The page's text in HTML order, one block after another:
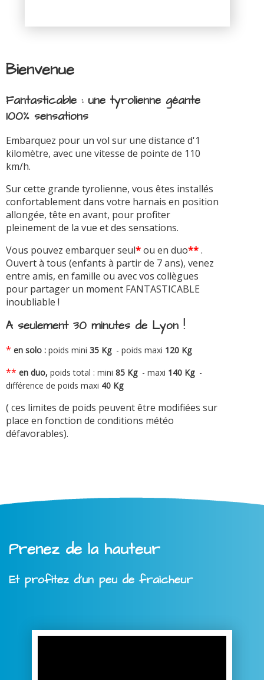
Bienvenue
Fantasticable : une tyrolienne géante
100% sensations
Embarquez pour un vol sur une distance d'1
kilomètre, avec une vitesse de pointe de 110
km/h.
Sur cette grande tyrolienne, vous êtes installés
confortablement dans votre harnais en position
allongée, tête en avant, pour profiter
pleinement de la vue et des sensations.
Vous pouvez embarquer seul*ou en duo**.
Ouvert à tous (enfants à partir de 7 ans), venez
entre amis, en famille ou avec vos collègues
pour partager un moment FANTASTICABLE
inoubliable !
A seulement 30 minutes de Lyon !
* en solo : poids mini 35 Kg - poids maxi 120 Kg
** en duo, poids total : mini 85 Kg - maxi 140 Kg -
différence de poids maxi 40 Kg
( ces limites de poids peuvent être modifiées sur
place en fonction de conditions météo
défavorables).
Prenez de la hauteur
Et profitez d'un peu de fraicheur